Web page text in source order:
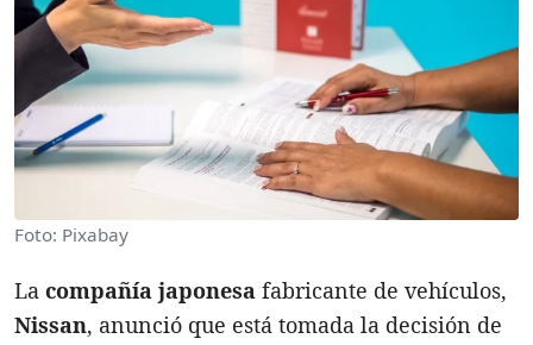
Foto: Pixabay
La compañía japonesa fabricante de vehículos,
Nissan, anunció que está tomada la decisión de